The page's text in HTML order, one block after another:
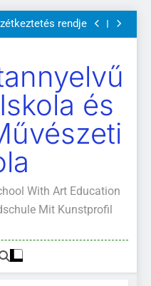
május 04-14.
rendje
olvasmányok
május 04-14.
rendje
olvasmányok
A Mi Világunk!és
With Art Education
Mit Kunstprofil